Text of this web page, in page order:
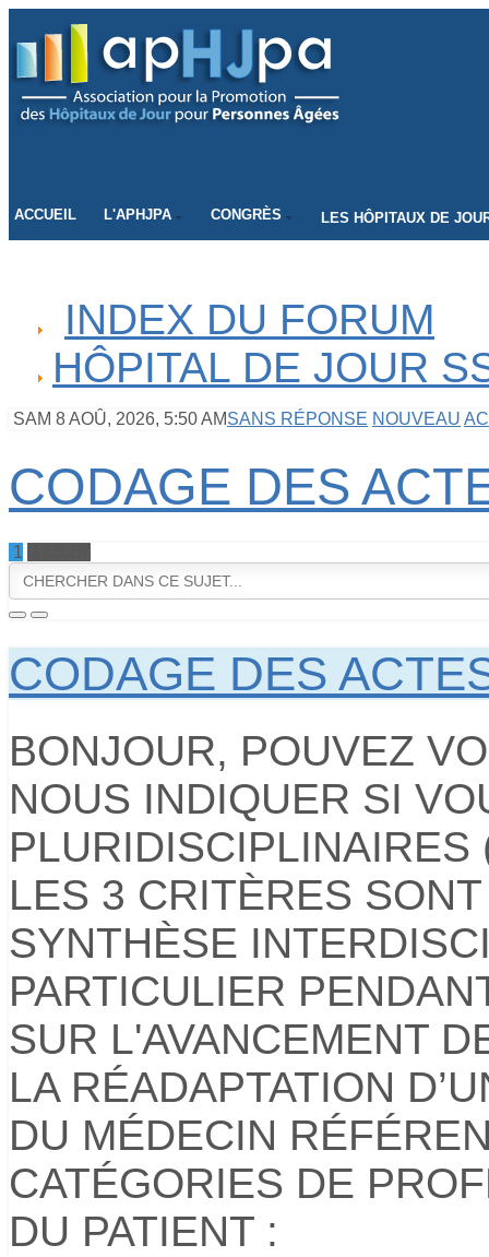
ACCUEIL L'APHJPA CONGRÈS LES HÔPITAUX DE
INDEX DU FORUM
HÔPITAL DE JOUR
SAM 8 AOÛ, 2026, 5:50 AMSANS RÉPONSE NOUVEAU
CODAGE DES
1
CODAGE DES
BONJOUR, POUVEZ
NOUS INDIQUER SI
LES 3 CRITÈRES
SYNTHÈSE
PARTICULIER
SUR L'AVANCEMENT
LA RÉADAPTATION
DU MÉDECIN
CATÉGORIES DE
DU PATIENT :